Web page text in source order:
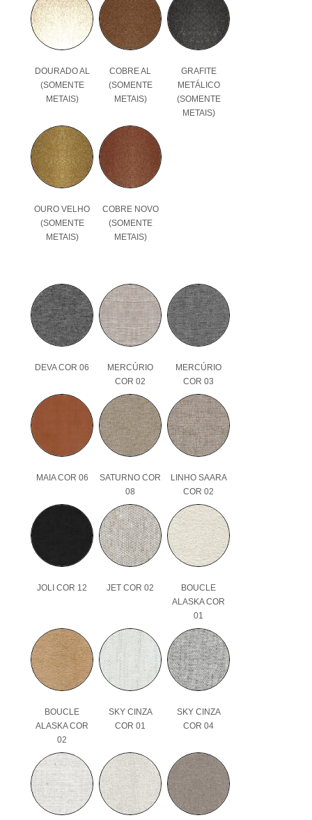
DOURADO AL
(SOMENTE
METAIS)
COBRE AL
(SOMENTE
METAIS)
GRAFITE
METÁLICO
(SOMENTE
METAIS)
OURO VELHO
(SOMENTE
METAIS)
COBRE NOVO
(SOMENTE
METAIS)
DEVA COR 06
MERCÚRIO
COR 02
MERCÚRIO
COR 03
MAIA COR 06
SATURNO COR
08
LINHO SAARA
COR 02
JOLI COR 12 JET COR 02
BOUCLE
ALASKA COR
01
BOUCLE
ALASKA COR
02
SKY CINZA
COR 01
SKY CINZA
COR 04